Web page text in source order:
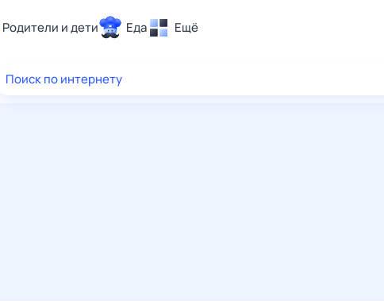
Родители и дети Еда Ещё
Здоровье
Поиск по интернету